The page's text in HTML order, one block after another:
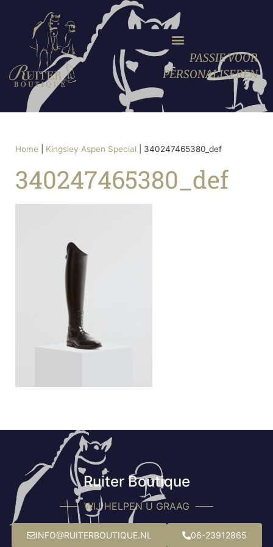
PASSIE VOOR
PERSONALISEREN
Home Kingsley Aspen Special 340247465380_def
340247465380_def
Ruiter Boutique
WIJ HELPEN U GRAAG
INFO@RUITERBOUTIQUE.NL 06-23912865